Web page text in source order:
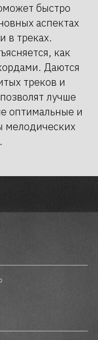
быстро
аспектах
в треках.
как
Даются
треков и
лучше
оптимальные и
мелодических